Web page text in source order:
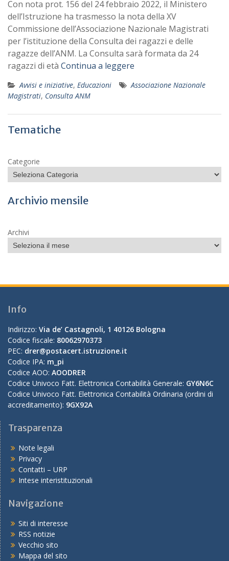
Con nota prot. 156 del 24 febbraio 2022, il Ministero
dell’Istruzione ha trasmesso la nota della XV
Commissione dell’Associazione Nazionale Magistrati
per l’istituzione della Consulta dei ragazzi e delle
ragazze dell’ANM. La Consulta sarà formata da 24
ragazzi di età Continua a leggere
Avvisi e iniziative, Educazioni
Associazione Nazionale
Magistrati, Consulta ANM
Tematiche
Categorie
Archivio mensile
Archivi
Info
Indirizzo: Via de’ Castagnoli, 1 40126 Bologna
Codice fiscale: 80062970373
PEC: drer@postacert.istruzione.it
Codice IPA: m_pi
Codice AOO: AOODRER
Codice Univoco Fatt. Elettronica Contabilità Generale: GY6N6C
Codice Univoco Fatt. Elettronica Contabilità Ordinaria (ordini di
accreditamento): 9GX92A
Trasparenza
Note legali
Privacy
Contatti – URP
Intese interistituzionali
Navigazione
Siti di interesse
RSS notizie
Vecchio sito
Mappa del sito